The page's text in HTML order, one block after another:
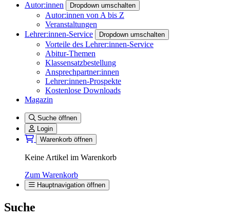
Autor:innen
Dropdown umschalten
Autor:innen von A bis Z
Veranstaltungen
Lehrer:innen-Service
Dropdown umschalten
Vorteile des Lehrer:innen-Service
Abitur-Themen
Klassensatzbestellung
Ansprechpartner:innen
Lehrer:innen-Prospekte
Kostenlose Downloads
Magazin
Suche öffnen
Login
Warenkorb öffnen
Keine Artikel im Warenkorb
Zum Warenkorb
Hauptnavigation öffnen
Suche